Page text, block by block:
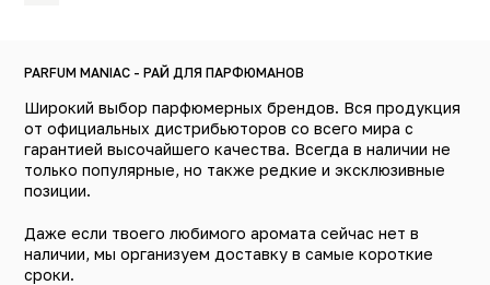
PARFUM MANIAC - РАЙ ДЛЯ ПАРФЮМАНОВ
Широкий выбор парфюмерных брендов. Вся продукция
от официальных дистрибьюторов со всего мира с
гарантией высочайшего качества. Всегда в наличии не
только популярные, но также редкие и эксклюзивные
позиции.
Даже если твоего любимого аромата сейчас нет в
наличии, мы организуем доставку в самые короткие
сроки.